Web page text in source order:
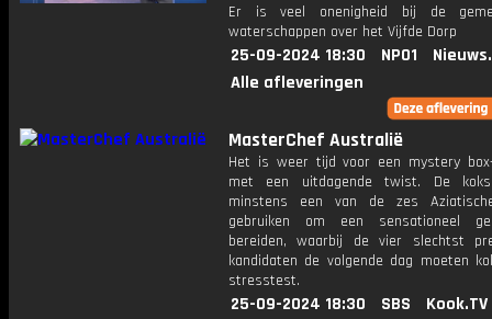
Er is veel onenigheid bij de
waterschappen over het Vijfde Dorp
25-09-2024 18:30 NPO1
Alle afleveringen
MasterChef Australië
Het is weer tijd voor een mystery
met een uitdagende twist. De
minstens een van de zes
gebruiken om een sensationeel
bereiden, waarbij de vier slechtst
kandidaten de volgende dag moeten
stresstest.
25-09-2024 18:30 SBS
Kook.TV